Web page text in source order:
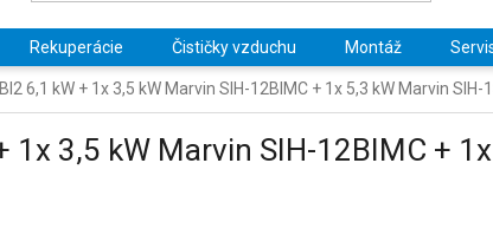
Rekuperácie Čističky vzduchu Montáž
6,1 kW + 1x 3,5 kW Marvin SIH-12BIMC + 1x 5,3 kW Marvin SIH-
3,5 kW Marvin SIH-12BIMC +